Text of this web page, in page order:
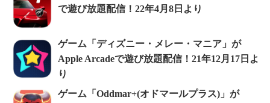
で遊び放題配信！22年4月8日より
ゲーム「ディズニー・メレー・マニア」が
Apple Arcadeで遊び放題配信！21年12月17日よ
り
ゲーム「Oddmar+(オドマールプラス)」が